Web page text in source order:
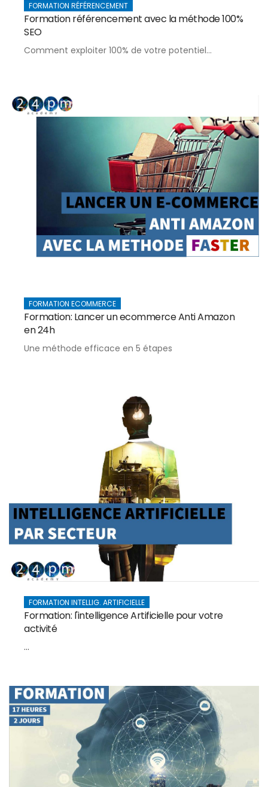
FORMATION RÉFÉRENCEMENT
Formation référencement avec la méthode 100%
SEO
Comment exploiter 100% de votre potentiel...
FORMATION ECOMMERCE
Formation: Lancer un ecommerce Anti Amazon
en 24h
Une méthode efficace en 5 étapes
FORMATION INTELLIG. ARTIFICIELLE
Formation: l'intelligence Artificielle pour votre
activité
...